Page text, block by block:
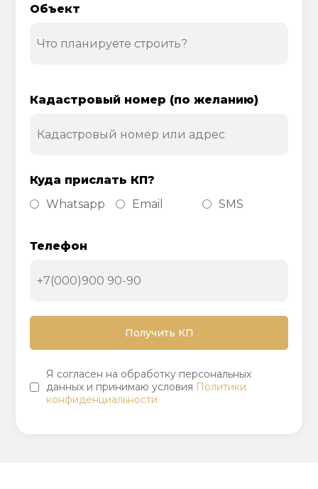
Объект
Кадастровый номер (по желанию)
Куда прислать КП?
Whatsapp
Email SMS
Телефон
Я согласен на обработку персональных
данных и принимаю условия Политики
конфиденциальности